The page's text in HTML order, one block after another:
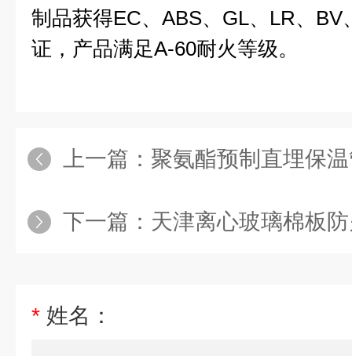
制品获得EC、 ABS、 GL、 LR、 BV
证，产品满足A-60耐火等级。
上一篇： 聚氨酯预制直埋保温管
下一篇： 天津离心玻璃棉板
* 姓名：